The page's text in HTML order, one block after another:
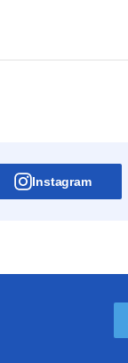
Instagram